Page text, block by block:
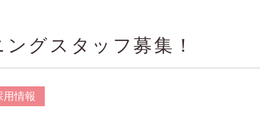
グスタッフ募集！
用情報